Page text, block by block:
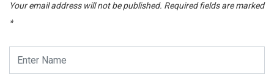
Your email address will not be published. Required fields are marked
*